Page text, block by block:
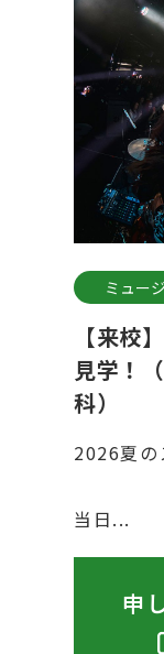
ミュー
【来校
見学！
科）
2026夏の
当日...
申